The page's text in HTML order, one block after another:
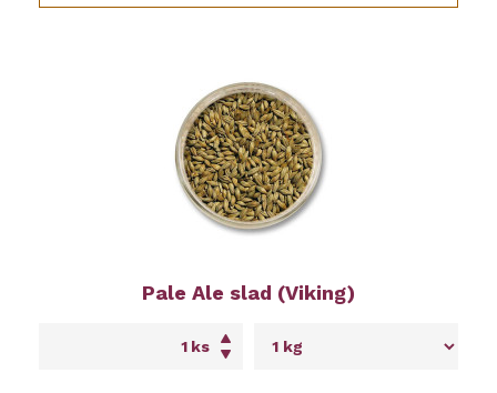
Pale Ale slad (Viking)
ks